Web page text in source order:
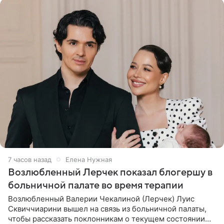
7 часов назад Елена Нужная
Возлюбленный Лерчек показал блогершу в
больничной палате во время терапии
Возлюбленный Валерии Чекалиной (Лерчек) Луис
Сквиччиарини вышел на связь из больничной палаты,
чтобы рассказать поклонникам о текущем состоянии